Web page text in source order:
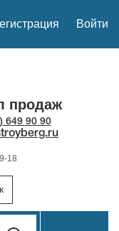
Войти
продаж
649 90 90
18